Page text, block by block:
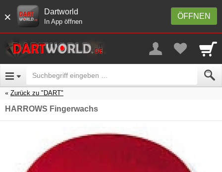
× ÖFFNEN
Dartworld
In App öffnen
Zurück zu "DART"
HARROWS Fingerwachs